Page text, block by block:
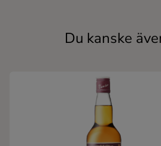
Du kanske